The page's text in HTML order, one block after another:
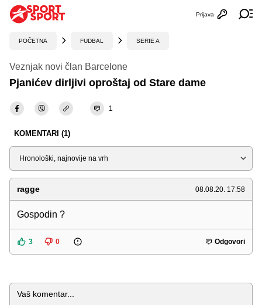
Otvori
Prijava
POČETNA FUDBAL SERIE A
Veznjak novi član Barcelone
Pjanićev dirljivi oproštaj od Stare dame
1
KOMENTARI (1)
Sortiraj
ragge 08.08.20. 17:58
Gospodin ?
3 0 Odgovori
Komentar